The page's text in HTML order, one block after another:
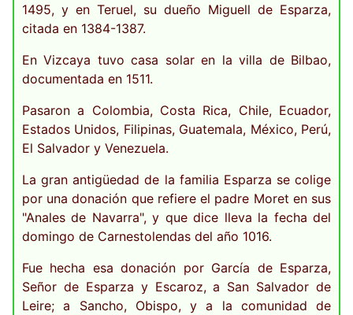
1495, y en Teruel, su dueño Miguell de Esparza,
citada en 1384-1387.
En Vizcaya tuvo casa solar en la villa de Bilbao,
documentada en 1511.
Pasaron a Colombia, Costa Rica, Chile, Ecuador,
Estados Unidos, Filipinas, Guatemala, México, Perú,
El Salvador y Venezuela.
La gran antigüedad de la familia Esparza se colige
por una donación que refiere el padre Moret en sus
"Anales de Navarra", y que dice lleva la fecha del
domingo de Carnestolendas del año 1016.
Fue hecha esa donación por García de Esparza,
Señor de Esparza y Escaroz, a San Salvador de
Leire; a Sancho, Obispo, y a la comunidad de